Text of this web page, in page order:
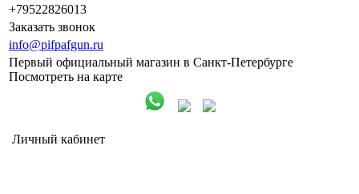
+79522826013
Заказать звонок
info@pifpafgun.ru
Первый официальный магазин в Санкт-Петербурге
Посмотреть на карте
Личный кабинет